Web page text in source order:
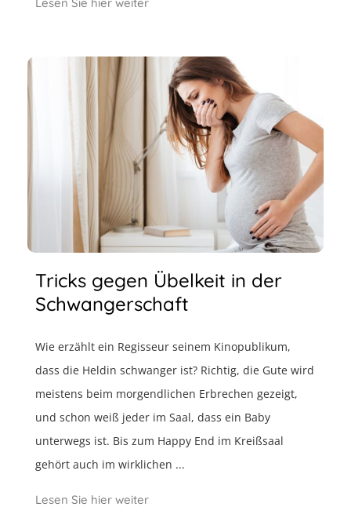
Lesen Sie hier weiter
Tricks gegen Übelkeit in der
Schwangerschaft
Wie erzählt ein Regisseur seinem Kinopublikum,
dass die Heldin schwanger ist? Richtig, die Gute wird
meistens beim morgendlichen Erbrechen gezeigt,
und schon weiß jeder im Saal, dass ein Baby
unterwegs ist. Bis zum Happy End im Kreißsaal
gehört auch im wirklichen ...
Lesen Sie hier weiter